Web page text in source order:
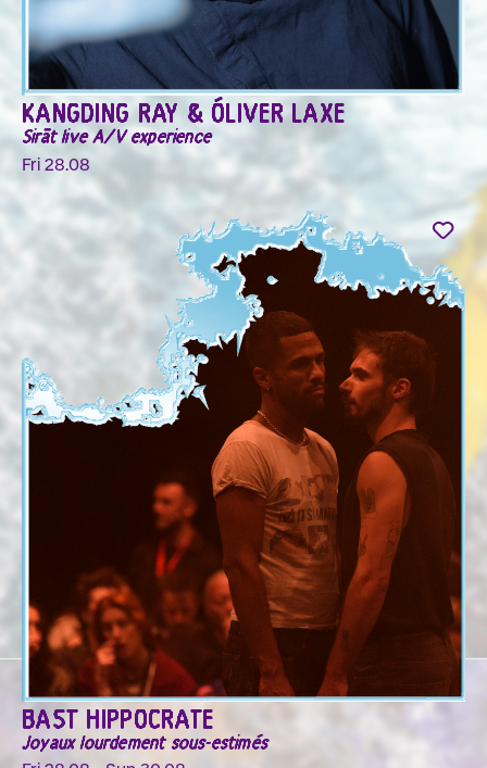
KANGDING RAY & ÓLIVER LAXE
Sirāt live A/V experience
Fri 28.08
BAST HIPPOCRATE
Joyaux lourdement sous-estimés